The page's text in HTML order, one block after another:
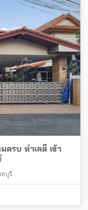
รบ ทำเลดี เข้า
ทบุรี